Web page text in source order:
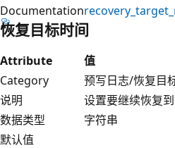
Documentation
恢复目标时间
Attribute
值
Category
预写日志/恢复目
说明
设置要继续恢复到
数据类型
字符串
默认值